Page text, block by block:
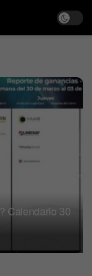
Calendario 30